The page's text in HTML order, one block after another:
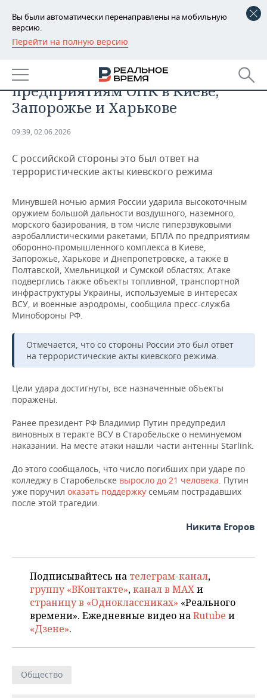
Вы были автоматически перенаправлены на мобильную
версию.
Перейти на полную версию
РЕГИОНЫ
БАШКОРТОСТАН
ТАТАРСТАН
НОВОСТИ
АНАЛИТИКА
ДЕКЛАРАЦИИ О ДОХОДАХ
КОРОЛИ ГОСЗАКАЗА ПФО
ВУЗЫ ТАТАРСТАНА
КОМУ ПРИНАДЛЕЖАТ
ТОРГОВЫЕ ЦЕНТРЫ
ТАТАРСТАНА
НОВОСТИ ЭКОНОМИКИ
ФИНАНСЫ
БАНКИ
БЮДЖЕТ
ИНВЕСТИЦИИ
ПРОМЫШЛЕННОСТЬ
НОВОСТИ
АГРОПРОМ
МАШИНОСТРОЕНИЕ
НЕФТЕХИМИЯ
НЕФТЬ
ЭНЕРГЕТИКА
НЕДВИЖИМОСТЬ
НОВОСТИ НЕДВИЖИМОСТИ
АВТО
НОВОСТИ АВТО
БИЗНЕС
НОВОСТИ БИЗНЕСА
РОЗНИЧНАЯ ТОРГОВЛЯ
ТРАНСПОРТ
УСЛУГИ
ТЕХНОЛОГИИ
НОВОСТИ ТЕХНОЛОГИЙ
IT
МЕДИА
МЕРОПРИЯТИЯ
НОВОСТИ МЕРОПРИЯТИЙ
ВЫЕЗДНАЯ РЕДАКЦИЯ
ONLINE-КОНФЕРЕНЦИИ
ОТКРЫТАЯ ЛЕКЦИЯ
СПОРТ
НОВОСТИ СПОРТА
ХОККЕЙ
БАСКЕТБОЛ
КИБЕРСПОРТ
ФИГУРНОЕ КАТАНИЕ
ОБЩЕСТВО
ВЛАСТЬ
ИНФРАСТРУКТУРА
КУЛЬТУРА
МЕДИЦИНА
СЮЖЕТЫ
СПРАВОЧНИК
СПИСОК КОМПАНИЙ
ВС России ударили по
предприятиям ОПК в Киеве,
Запорожье и Харькове
09:39, 02.06.2026
С российской стороны это был ответ на
террористические акты киевского режима
Минувшей ночью армия России ударила высокоточным
оружием большой дальности воздушного, наземного,
морского базирования, в том числе гиперзвуковыми
аэробаллистическими ракетами, БПЛА по предприятиям
оборонно-промышленного комплекса в Киеве,
Запорожье, Харькове и Днепропетровске, а также в
Полтавской, Хмельницкой и Сумской областях. Атаке
подверглись также объекты топливной, транспортной
инфраструктуры Украины, используемые в интересах
ВСУ, и военные аэродромы, сообщила пресс-служба
Минобороны РФ.
Отмечается, что со стороны России это был ответ
на террористические акты киевского режима.
Цели удара достигнуты, все назначенные объекты
поражены.
Ранее президент РФ Владимир Путин предупредил
виновных в теракте ВСУ в Старобельске о неминуемом
наказании. На месте атаки нашли части антенны Starlink.
До этого сообщалось, что число погибших при ударе по
колледжу в Старобельске выросло до 21 человека. Путин
уже поручил оказать поддержку семьям пострадавших
после этой трагедии.
Никита Егоров
Подписывайтесь на телеграм-канал,
группу «ВКонтакте»,канал в MAXи
страницу в «Одноклассниках» «Реального
времени». Ежедневные видео наRutube и
«Дзене».
Общество